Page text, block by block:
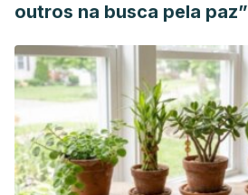
outros na busca pela paz”